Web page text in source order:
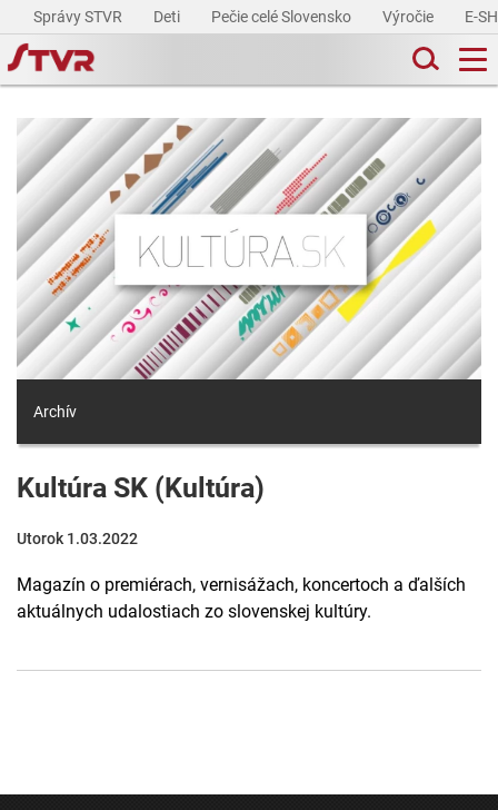
Správy STVR Deti Pečie celé Slovensko Výročie E-
Archív
Kultúra SK (Kultúra)
Utorok 1.03.2022
Magazín o premiérach, vernisážach, koncertoch a ďalších
aktuálnych udalostiach zo slovenskej kultúry.